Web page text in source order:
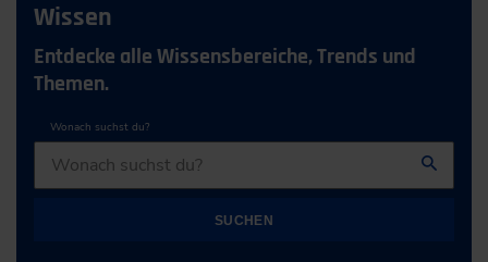
Wissen
Entdecke alle Wissensbereiche, Trends und
Themen.
Wonach suchst du?
SUCHEN